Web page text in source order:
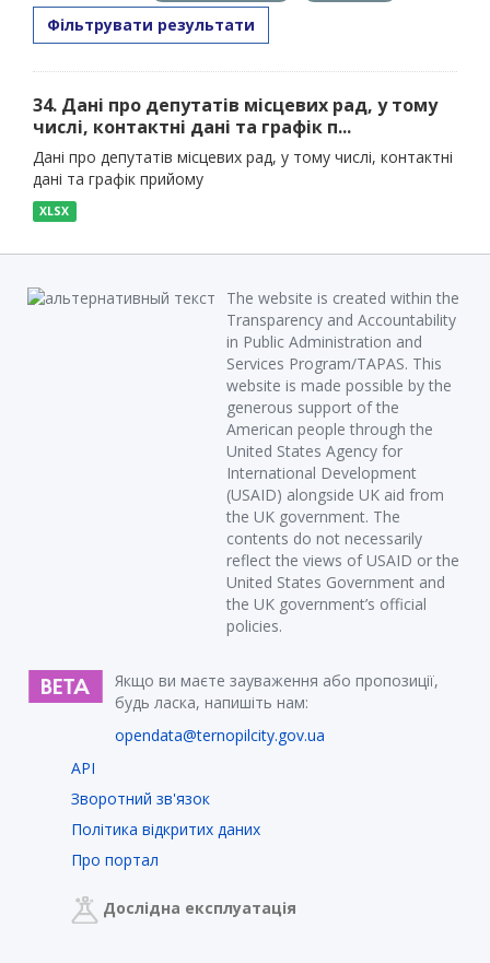
Фільтрувати результати
34. Дані про депутатів місцевих рад, у тому
числі, контактні дані та графік п...
Дані про депутатів місцевих рад, у тому числі, контактні
дані та графік прийому
XLSX
The website is created within the
Transparency and Accountability
in Public Administration and
Services Program/TAPAS. This
website is made possible by the
generous support of the
American people through the
United States Agency for
International Development
(USAID) alongside UK aid from
the UK government. The
contents do not necessarily
reflect the views of USAID or the
United States Government and
the UK government’s official
policies.
Якщо ви маєте зауваження або пропозиції,
будь ласка, напишіть нам:
opendata@ternopilcity.gov.ua
API
Зворотний зв'язок
Політика відкритих даних
Про портал
Дослідна експлуатація